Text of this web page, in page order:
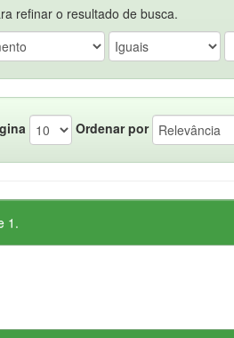
refinar o resultado de busca.
Ordenar por
1.